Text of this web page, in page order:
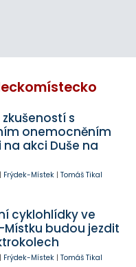
zkušeností s
onemocněním
na akci Duše na
| Frýdek-Místek| Tomáš Tikal
cyklohlídky ve
Místku budou jezdit
| Frýdek-Místek| Tomáš Tikal